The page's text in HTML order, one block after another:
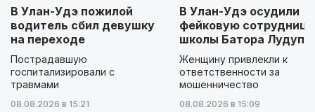
В Улан-Удэ пожилой
водитель сбил девушку
на переходе
Пострадавшую
госпитализировали с
травмами
08.08.2026 в 15:21
В Улан-Удэ осудили
фейковую сотрудницу
школы Батора
Женщину привлекли к
ответственности за
мошенничество
08.08.2026 в 15:09